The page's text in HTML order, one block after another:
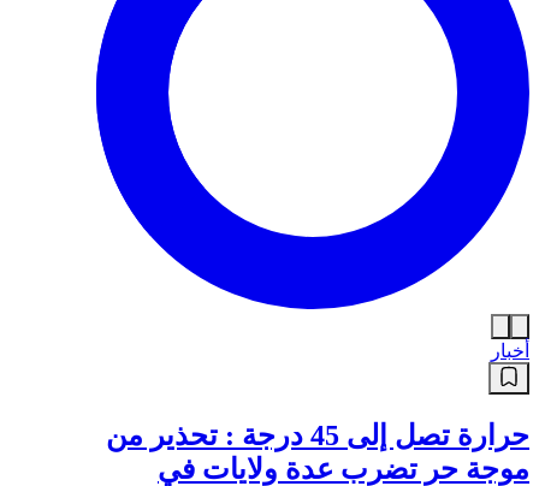
أخبار
حرارة تصل إلى 45 درجة : تحذير من
موجة حر تضرب عدة ولايات في